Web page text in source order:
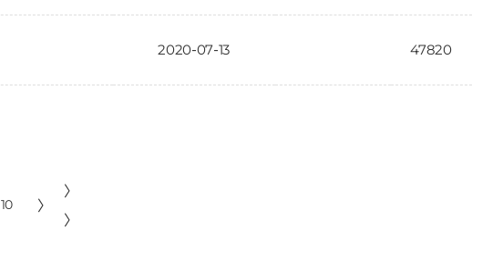
2020-07-13 47820
10 〉
〉
〉